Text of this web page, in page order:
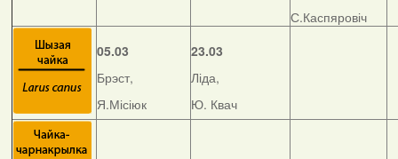
С.Каспяровіч
05.03
Брэст,
Я.Місіюк
23.03
Ліда,
Ю. Квач